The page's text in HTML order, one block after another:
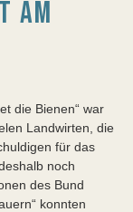
AM
die Bienen“ war
Landwirten, die
für das
noch
des Bund
konnten